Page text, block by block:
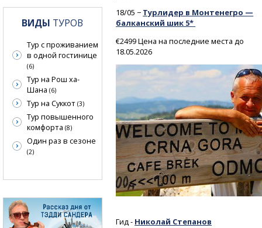
18/05 − Турлидер в Монтенегро —
балканский шик 5*
€2499 Цена на последние места до
18.05.2026
Гид - Николай Степанов
ВИДЫ ТУРОВ
Тур с проживанием
в одной гостинице
(6)
Тур на Рош ха-
Шана (6)
Тур на Суккот (3)
Тур повышенного
комфорта (8)
Один раз в сезоне
(2)